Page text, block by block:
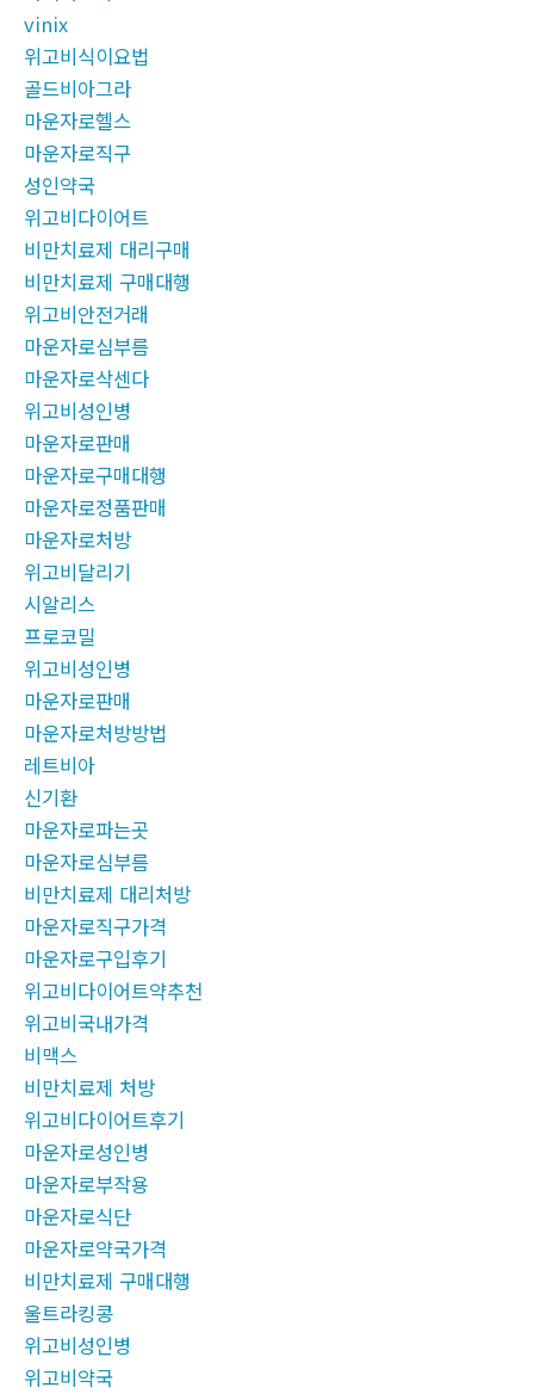
vinix
위고비식이요법
골드비아그라
마운자로헬스
마운자로직구
성인약국
위고비다이어트
비만치료제 대리구매
비만치료제 구매대행
위고비안전거래
마운자로심부름
마운자로삭센다
위고비성인병
마운자로판매
마운자로구매대행
마운자로정품판매
마운자로처방
위고비달리기
시알리스
프로코밀
위고비성인병
마운자로판매
마운자로처방방법
레트비아
신기환
마운자로파는곳
마운자로심부름
비만치료제 대리처방
마운자로직구가격
마운자로구입후기
위고비다이어트약추천
위고비국내가격
비맥스
비만치료제 처방
위고비다이어트후기
마운자로성인병
마운자로부작용
마운자로식단
마운자로약국가격
비만치료제 구매대행
울트라킹콩
위고비성인병
위고비약국